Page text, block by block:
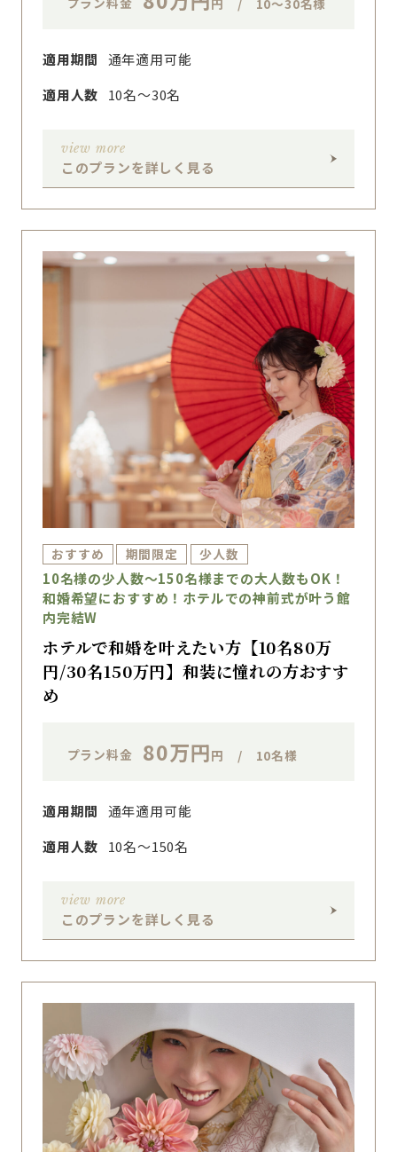
円 / 10～30名様
適用期間
通年適用可能
適用人数
10名〜30名
view more
このプランを詳しく見る
おすすめ 期間限定 少人数
10名様の少人数～150名様までの大人数もOK！
和婚希望におすすめ！ホテルでの神前式が叶う館
内完結W
ホテルで和婚を叶えたい方【10名80万
円/30名150万円】和装に憧れの方おすす
め
プラン料金 80万円円 / 10名様
適用期間
通年適用可能
適用人数
10名〜150名
view more
このプランを詳しく見る